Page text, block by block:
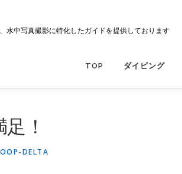
水中写真撮影に特化したガイドを提供しております
TOP ダイビング
！
DELTA